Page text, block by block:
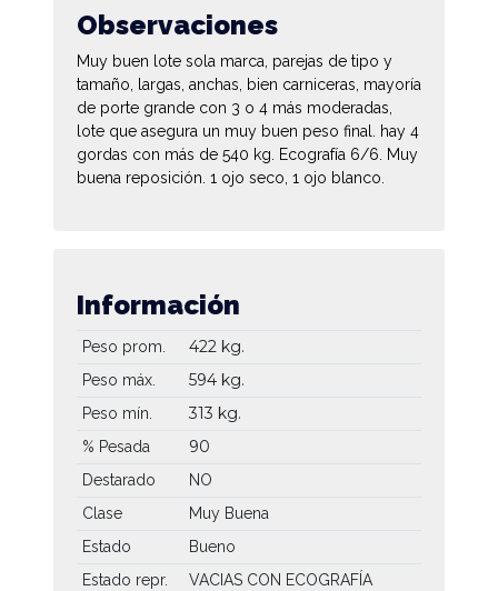
Observaciones
Muy buen lote sola marca, parejas de tipo y
tamaño, largas, anchas, bien carniceras, mayoría
de porte grande con 3 o 4 más moderadas,
lote que asegura un muy buen peso final. hay 4
gordas con más de 540 kg. Ecografía 6/6. Muy
buena reposición. 1 ojo seco, 1 ojo blanco.
Información
Peso prom. 422 kg.
Peso máx. 594 kg.
Peso mín. 313 kg.
% Pesada 90
Destarado
NO
Clase
Muy Buena
Estado
Bueno
Estado repr.
VACIAS CON ECOGRAFÍA